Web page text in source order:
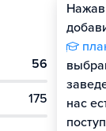
56
175
Нажав
нас